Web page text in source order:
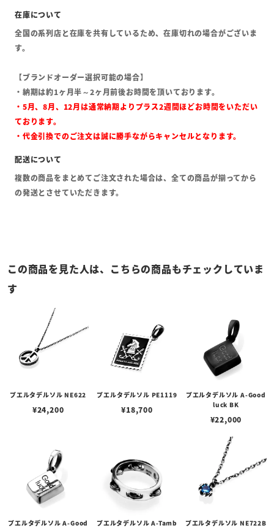
全国の系列店と在庫を共有しているため、在庫切れの場合がございま
す。
【ブランドオーダー選択可能の場合】
・納期は約1ヶ月半～2ヶ月前後お時間を頂いております。
・5月、8月、12月は通常納期よりプラス2週間ほどお時間をいただい
ております。
・代金引換でのご注文は誠に勝手ながらキャンセルとなります。
複数の商品をまとめてご注文された場合は、全ての商品が揃ってから
の発送とさせていただきます。
この商品を見た人は、こちらの商品もチェックしていま
す
プエルタデルソル NE622
¥24,200
プエルタデルソル PE1119
¥18,700
プエルタデルソル A-Good
luck BK
¥22,000
プエルタデルソル A-Good プエルタデルソル A-Tamb プエルタデルソル NE722B